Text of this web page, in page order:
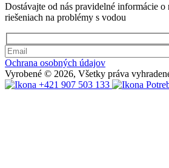
Dostávajte od nás pravidelné informácie
riešeniach na problémy s vodou
Ochrana osobných údajov
Vyrobené © 2026, Všetky práva
+421 907 503 133